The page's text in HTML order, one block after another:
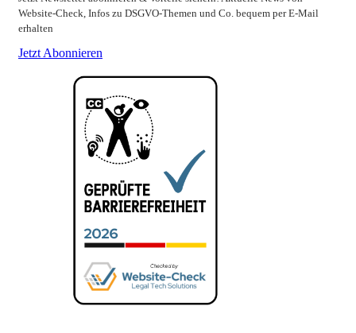
Website-Check, Infos zu DSGVO-Themen und Co. bequem per E-Mail
erhalten
Jetzt Abonnieren